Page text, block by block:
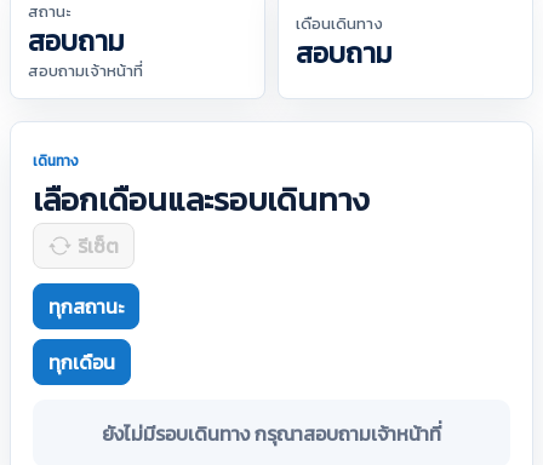
สถานะ
สอบถาม
สอบถามเจ้าหน้าที่
เดือนเดินทาง
สอบถาม
เดินทาง
เลือกเดือนและรอบเดินทาง
รีเซ็ต
ทุกสถานะ
ทุกเดือน
ยังไม่มีรอบเดินทาง กรุณาสอบถามเจ้าหน้าที่